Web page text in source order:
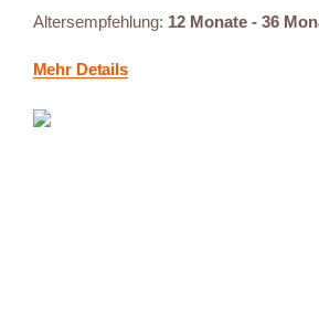
Altersempfehlung: 12 Monate - 36
Mehr Details